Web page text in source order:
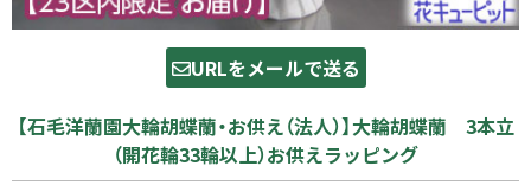
URLをメールで送る
【石毛洋蘭園大輪胡蝶蘭・お供え（法人）】大輪胡蝶蘭 3本立
（開花輪33輪以上）お供えラッピング